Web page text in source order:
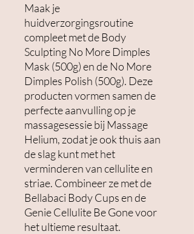
Maak je
huidverzorgingsroutine
compleet met de Body
Sculpting No More Dimples
Mask (500g) en de No More
Dimples Polish (500g). Deze
producten vormen samen de
perfecte aanvulling op je
massagesessie bij Massage
Helium, zodat je ook thuis aan
de slag kunt met het
verminderen van cellulite en
striae. Combineer ze met de
Bellabaci Body Cups en de
Genie Cellulite Be Gone voor
het ultieme resultaat.